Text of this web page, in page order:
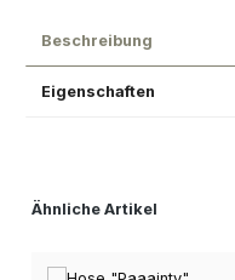
Beschreibung
Eigenschaften
Produktgalerie überspringen
Ähnliche Artikel